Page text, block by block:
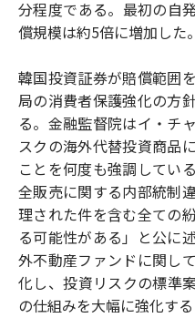
分程度である。最初の自
償規模は約5倍に増加した。
韓国投資証券が賠償範囲
局の消費者保護強化の方
る。金融監督院はイ・チ
スクの海外代替投資商品
ことを何度も強調してい
全販売に関する内部統制
理された件を含む全ての
る可能性がある」と公に
外不動産ファンドに関し
化し、投資リスクの標準
の仕組みを大幅に強化する